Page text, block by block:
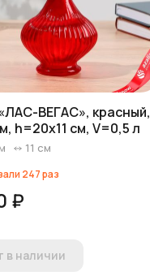
ВЕГАС», красный,
h=20х11 см, V=0,5 л
11 см
247раз
₽
в наличии